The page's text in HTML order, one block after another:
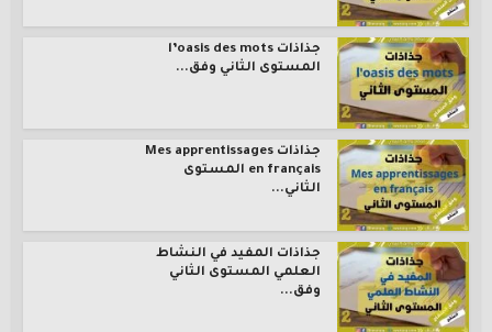
جذاذات l’oasis des mots
المستوى الثاني وفق...
جذاذات Mes apprentissages
en français المستوى
الثاني...
جذاذات المفيد في النشاط
العلمي المستوى الثاني
وفق...